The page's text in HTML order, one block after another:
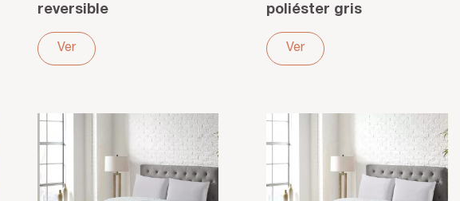
reversible
algodón poliéster
grisVer
poliéster gris
Ver